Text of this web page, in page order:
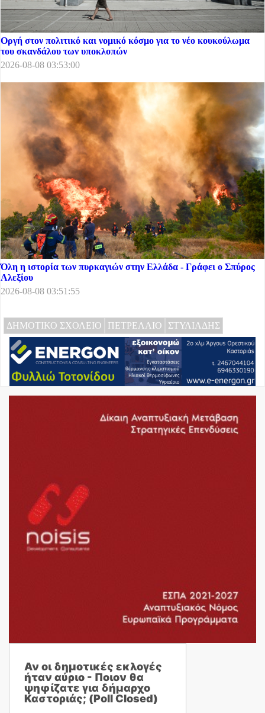
Οργή στον πολιτικό και νομικό κόσμο για το νέο κουκούλωμα
του σκανδάλου των υποκλοπών
2026-08-08 03:53:00
Όλη η ιστορία των πυρκαγιών στην Ελλάδα - Γράφει ο Σπύρος
Αλεξίου
2026-08-08 03:51:55
ΔΗΜΟΤΙΚΟ ΣΧΟΛΕΙΟ ΠΕΤΡΕΛΑΙΟ ΣΤΥΛΙΑΔΗΣ
Αν οι δημοτικές εκλογές
ήταν αύριο - Ποιον θα
ψηφίζατε για δήμαρχο
Καστοριάς; (Poll Closed)